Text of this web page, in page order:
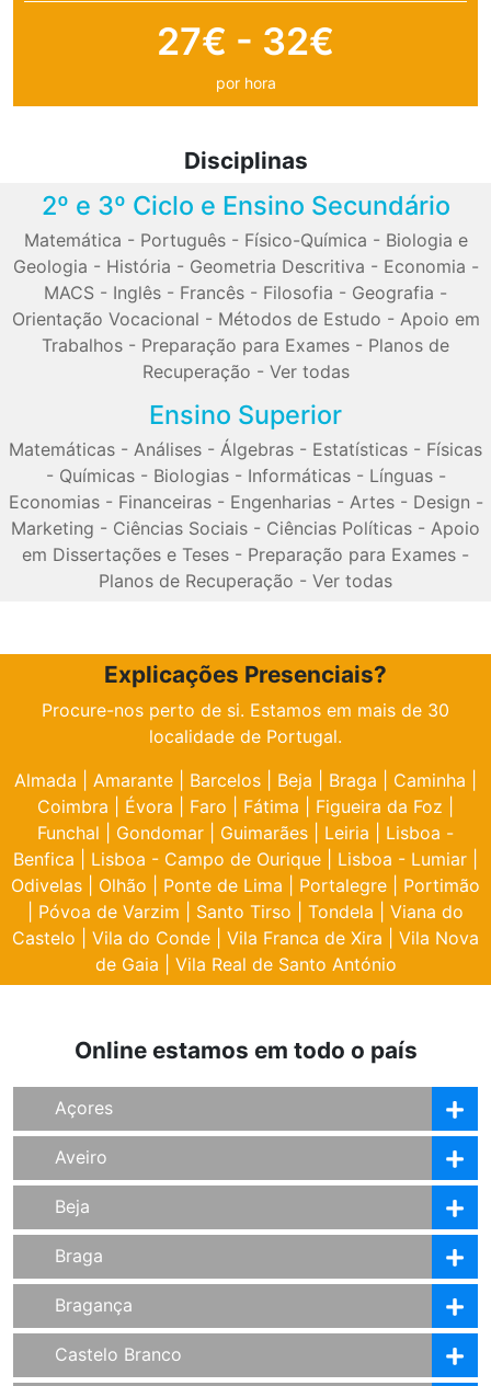
27€ - 32€
por hora
Disciplinas
2º e 3º Ciclo e Ensino Secundário
Matemática - Português- Físico-Química - Biologia e
Geologia - História - Geometria Descritiva - Economia -
MACS - Inglês - Francês - Filosofia - Geografia -
Orientação Vocacional - Métodos de Estudo - Apoio em
Trabalhos - Preparação para Exames - Planos de
Recuperação - Ver todas
Ensino Superior
Matemáticas - Análises - Álgebras - Estatísticas - Físicas
- Químicas- Biologias- Informáticas- Línguas-
Economias- Financeiras- Engenharias- Artes- Design -
Marketing - Ciências Sociais - Ciências Políticas - Apoio
em Dissertações e Teses - Preparação para Exames -
Planos de Recuperação - Ver todas
Explicações Presenciais?
Procure-nos perto de si. Estamos em mais de 30
localidade de Portugal.
Almada
Amarante Barcelos Beja Braga Caminha
Coimbra
Évora Faro Fátima Figueira da Foz
Funchal
Gondomar Guimarães Leiria
Lisboa -
Benfica
Lisboa - Campo de Ourique Lisboa - Lumiar
Odivelas
Olhão Ponte de Lima Portalegre
Portimão
Póvoa de Varzim Santo Tirso Tondela
Viana do
Castelo
Vila do Conde Vila Franca de Xira
Vila Nova
de Gaia
Vila Real de Santo António
Online estamos em todo o país
Açores
Aveiro
Beja
Braga
Bragança
Castelo Branco